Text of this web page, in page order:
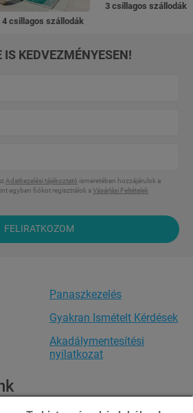
4 csillagos szállodák
3 csillagos szállodák
IS KEDVEZMÉNYESEN!
Adatkezelési tájékoztató ismeretében hozzájárulok a
egyben fiókot regisztrálok aVásárlási Feltételek
FELIRATKOZOM
Panaszkezelés
Gyakran Ismételt Kérdések
Akadálymentesítési
nyilatkozat